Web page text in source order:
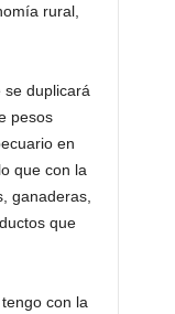
rural,
duplicará
pesos
en
que con la
ganaderas,
que
con la